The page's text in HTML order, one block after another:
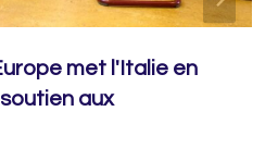
met l'Italie en
aux